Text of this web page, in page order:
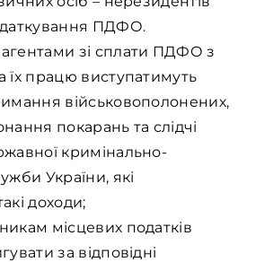
ПДФО.
зі сплати ПДФО з
їх працю виступатимуть
військовополонених,
покарань та слідчі
кримінально-
України, які
доходи;
місцевих податків
за відповідні